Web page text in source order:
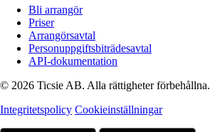
Bli arrangör
Priser
Arrangörsavtal
Personuppgiftsbiträdesavtal
API-dokumentation
© 2026 Ticsie AB. Alla rättigheter förbehållna.
Integritetspolicy Cookieinställningar